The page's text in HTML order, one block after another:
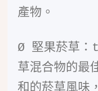
產物。
Ø 堅果菸草
草混合物的最
和的菸草風味